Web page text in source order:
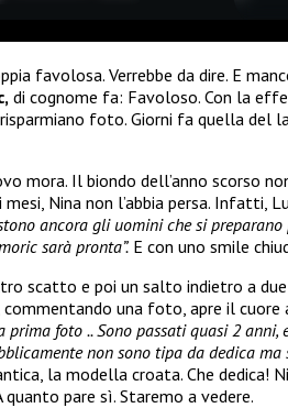
favolosa. Verrebbe da dire. E
di cognome fa: Favoloso. Con la
foto. Giorni fa quella del
mora. Il biondo dell’anno scorso
mesi, Nina non l’abbia persa. Infatti,
ancora gli uomini che si
sarà pronta”. E con uno smile
scatto e poi un salto indietro a
una foto, apre il cuore
prima foto .. Sono passati quasi 2
non sono tipa da dedica
la modella croata. Che dedica!
pare sì. Staremo a vedere.